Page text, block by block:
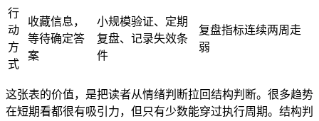
行
动
方
式
收藏信息，
等待确定答
案
小规模验证、定期
复盘、记录失效条
件
复盘指标连续两周走
弱
这张表的价值，是把读者从情绪判断拉回结构判断。很多趋势
在短期看都很有吸引力，但只有少数能穿过执行周期。结构判